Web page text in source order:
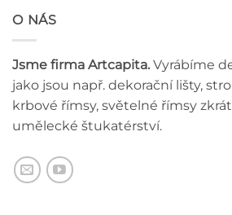
O NÁS
Jsme firma Artcapita. Vyrábíme
jako jsou např. dekorační lišty,
krbové římsy, světelné římsy
umělecké štukatérství.